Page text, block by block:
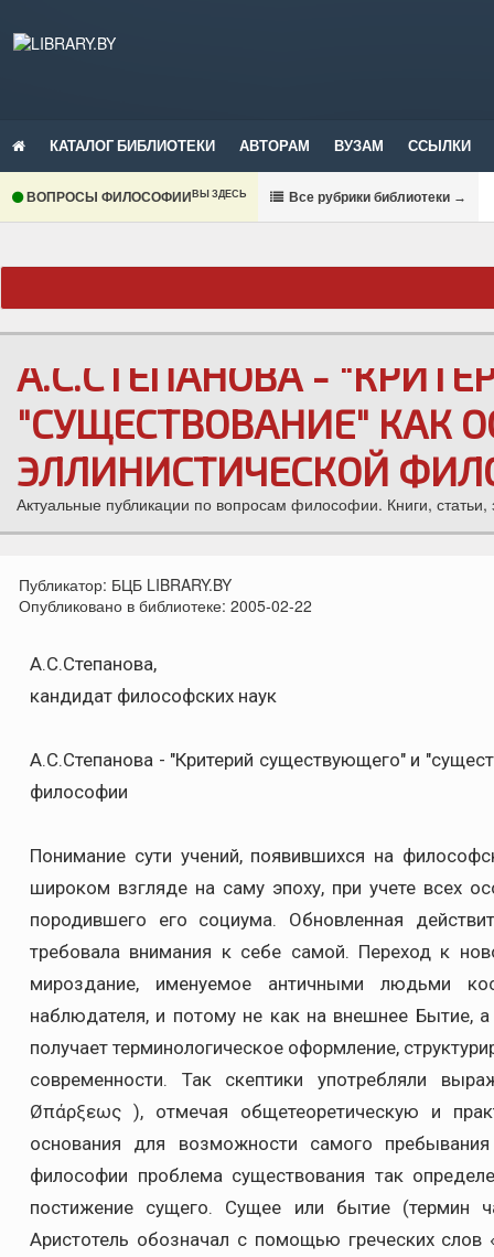
КАТАЛОГ БИБЛИОТЕКИ АВТОРАМ ВУЗАМ ССЫЛКИ
ВОПРОСЫ ФИЛОСОФИИВЫ ЗДЕСЬ Все рубрики библиотеки →
А.С.СТЕПАНОВА -
"СУЩЕСТВОВАНИЕ" КАК
ЭЛЛИНИСТИЧЕСКОЙ
Актуальные публикации по вопросам философии. Книги, статьи,
Публикатор: БЦБ LIBRARY.BY
Опубликовано в библиотеке: 2005-02-22
А.С.Степанова,
кандидат философских наук
А.С.Степанова - "Критерий существующего" и
философии
Понимание сути учений, появившихся на
широком взгляде на саму эпоху, при учете всех
породившего его социума. Обновленная
требовала внимания к себе самой. Переход к
мироздание, именуемое античными людьми
наблюдателя, и потому не как на внешнее Бытие,
получает терминологическое оформление,
современности. Так скептики употребляли
Øπάρξεως ), отмечая общетеоретическую и
основания для возможности самого
философии проблема существования так
постижение сущего. Сущее или бытие (термин
Аристотель обозначал с помощью греческих слов